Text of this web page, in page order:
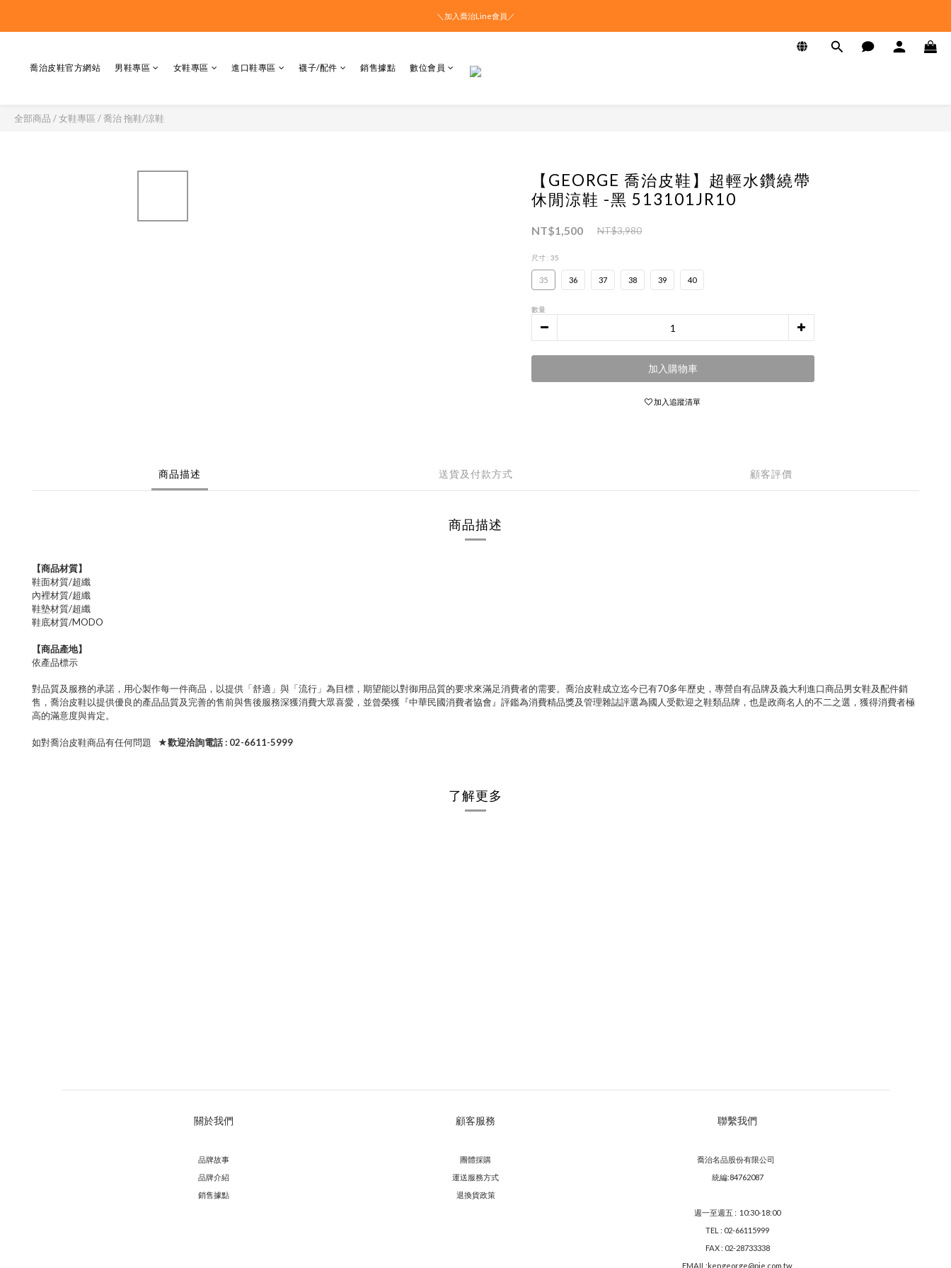
＼加入喬治Line會員／
喬治皮鞋官方網站 男鞋專區 女鞋專區 進口鞋專區 襪子/配件 銷售據點 數位會員
全部商品 /女鞋專區 /喬治 拖鞋/涼鞋
【GEORGE 喬治皮鞋】超輕水鑽繞帶
休閒涼鞋 -黑 513101JR10
NT$1,500 NT$3,980
尺寸 : 35
35 36 37 38 39 40
數量
加入購物車
加入追蹤清單
商品描述 送貨及付款方式 顧客評價
商品描述
【商品材質】
鞋面材質/超纖
內裡材質/超纖
鞋墊材質/超纖
鞋底材質/MODO
【商品產地】
依產品標示
對品質及服務的承諾，用心製作每一件商品，以提供「舒適」與「流行」為目標，期望能以對御用品質的要求來滿足消費者的需要。喬治皮鞋成立迄今已有70多年歷史，專營自有品牌及義大利進口商品男女鞋及配件銷
售，喬治皮鞋以提供優良的產品品質及完善的售前與售後服務深獲消費大眾喜愛，並曾榮獲『中華民國消費者協會』評鑑為消費精品獎及管理雜誌評選為國人受歡迎之鞋類品牌，也是政商名人的不二之選，獲得消費者極
高的滿意度與肯定。
如對喬治皮鞋商品有任何問題 ★歡迎洽詢電話 : 02-6611-5999
了解更多
關於我們
品牌故事
品牌介紹
銷售據點
顧客服務
團體採購
運送服務方式
退換貨政策
聯繫我們
喬治名品股份有限公司
統編:84762087
週一至週五 : 10:30-18:00
TEL : 02-66115999
FAX : 02-28733338
EMAIL:kengeorge@pie.com.tw